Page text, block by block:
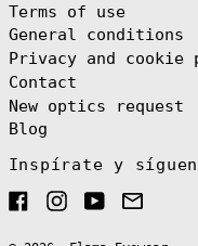
Terms of use
General conditions
Privacy and cookie
Contact
New optics request
Blog
Inspírate y
FacebookInstagram
YouTubeEmail
British Virgin
Brunei (BND
Burundi (BIF
Fr)
Cambodia (KHR
Cameroon (XAF